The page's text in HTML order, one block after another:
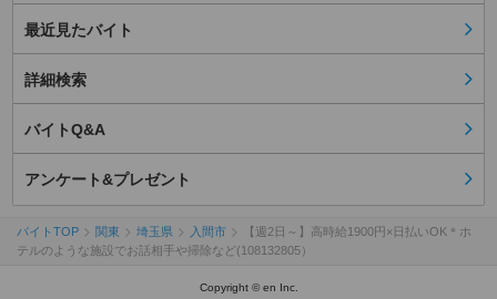
最近見たバイト
詳細検索
バイトQ&A
アンケート&プレゼント
バイトTOP 関東 埼玉県 入間市
【週2日～】高時給1900円×日払いOK＊ホ
テルのような施設でお話相手や掃除など(108132805）
Copyright © en Inc.